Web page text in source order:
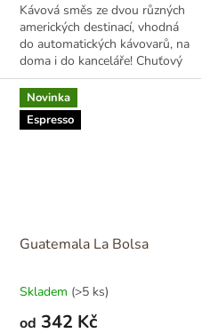
Kávová směs ze dvou různých
amerických destinací, vhodná
do automatických kávovarů, na
doma i do kanceláře! Chuťový
profil: nugát, čokoládové
pralinky, sušené datle
Novinka
Espresso
Guatemala La Bolsa
Skladem (>5 ks)
od 342 Kč